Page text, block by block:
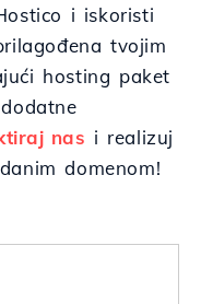
i iskoristi
tvojim
hosting paket
nas i realizuj
domenom!